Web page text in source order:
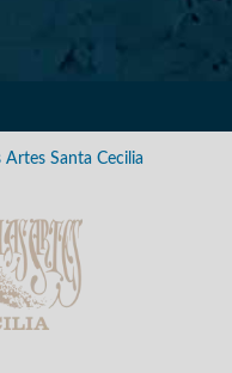
Santa Cecilia